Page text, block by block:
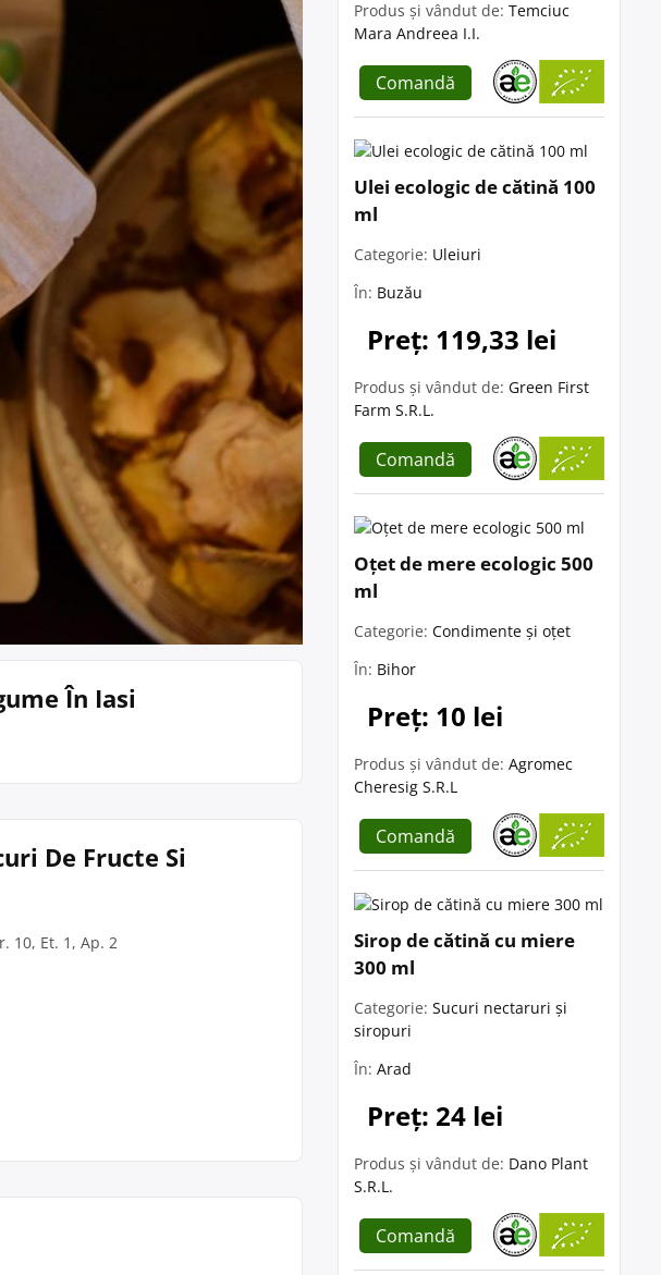
În Iasi
De Fructe Si
10, Et. 1, Ap. 2
Produs și vândut de: Temciuc
Mara Andreea I.I.
Comandă
Ulei ecologic de cătină 100
ml
Categorie: Uleiuri
În: Buzău
Preț: 119,33 lei
Produs și vândut de: Green First
Farm S.R.L.
Comandă
Oțet de mere ecologic 500
ml
Categorie: Condimente și oțet
În: Bihor
Preț: 10 lei
Produs și vândut de: Agromec
Cheresig S.R.L
Comandă
Sirop de cătină cu miere
300 ml
Categorie: Sucuri nectaruri și
siropuri
În: Arad
Preț: 24 lei
Produs și vândut de: Dano Plant
S.R.L.
Comandă